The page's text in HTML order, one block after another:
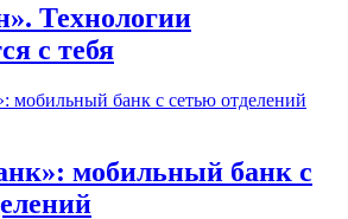
Технологии
с тебя
мобильный банк с